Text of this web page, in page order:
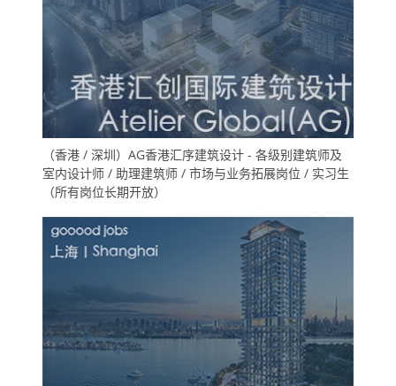
（香港 / 深圳）AG香港汇序建筑设计 - 各级别建筑师及
室内设计师 / 助理建筑师 / 市场与业务拓展岗位 / 实习生
（所有岗位长期开放）